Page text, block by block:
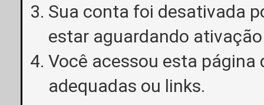
Sua conta foi desativada
estar aguardando
Você acessou esta
adequadas ou links.